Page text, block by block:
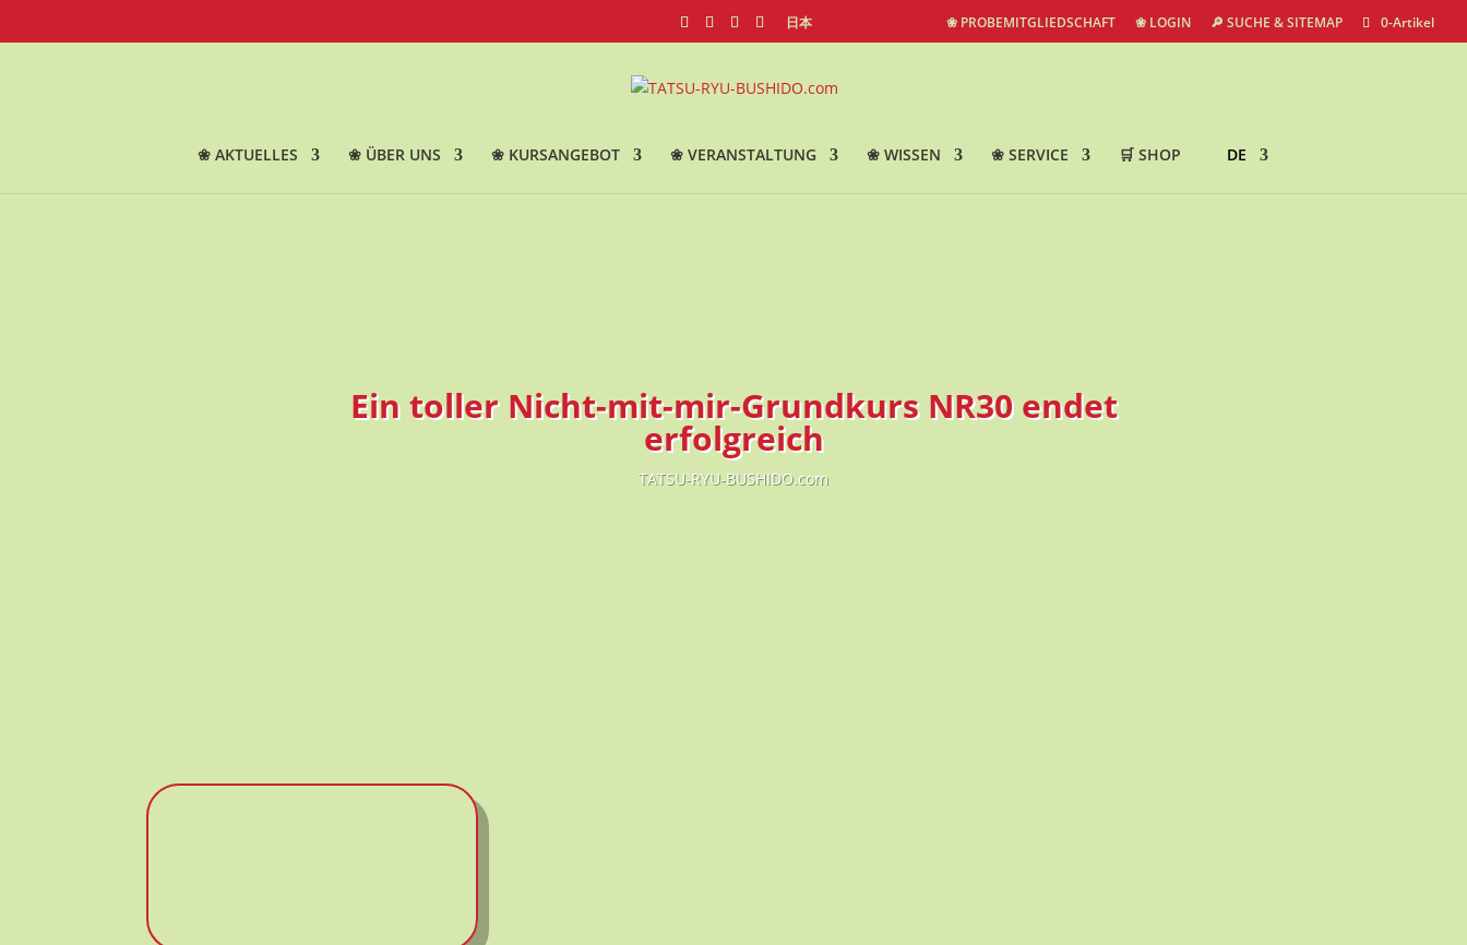
日本 ❀ PROBEMITGLIEDSCHAFT ❀ LOGIN 🔎 SUCHE & SITEMAP 0-Artikel
❀ AKTUELLES ❀ ÜBER UNS ❀ KURSANGEBOT ❀ VERANSTALTUNG ❀ WISSEN ❀ SERVICE 🛒 SHOP DE
Ein toller Nicht-mit-mir-Grundkurs NR30 endet
erfolgreich
TATSU-RYU-BUSHIDO.com